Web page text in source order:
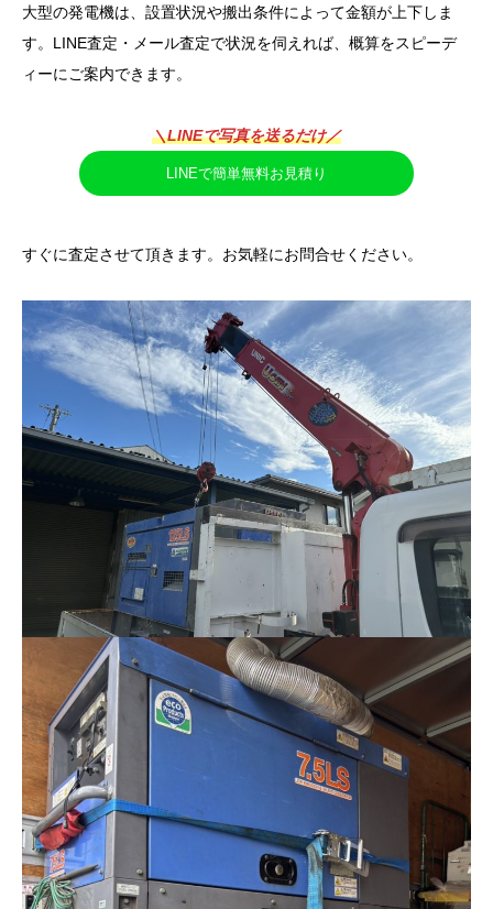
大型の発電機は、設置状況や搬出条件によって金額が上下しま
す。LINE査定・メール査定で状況を伺えれば、概算をスピーデ
ィーにご案内できます。
＼LINEで写真を送るだけ／
LINEで簡単無料お見積り
すぐに査定させて頂きます。お気軽にお問合せください。